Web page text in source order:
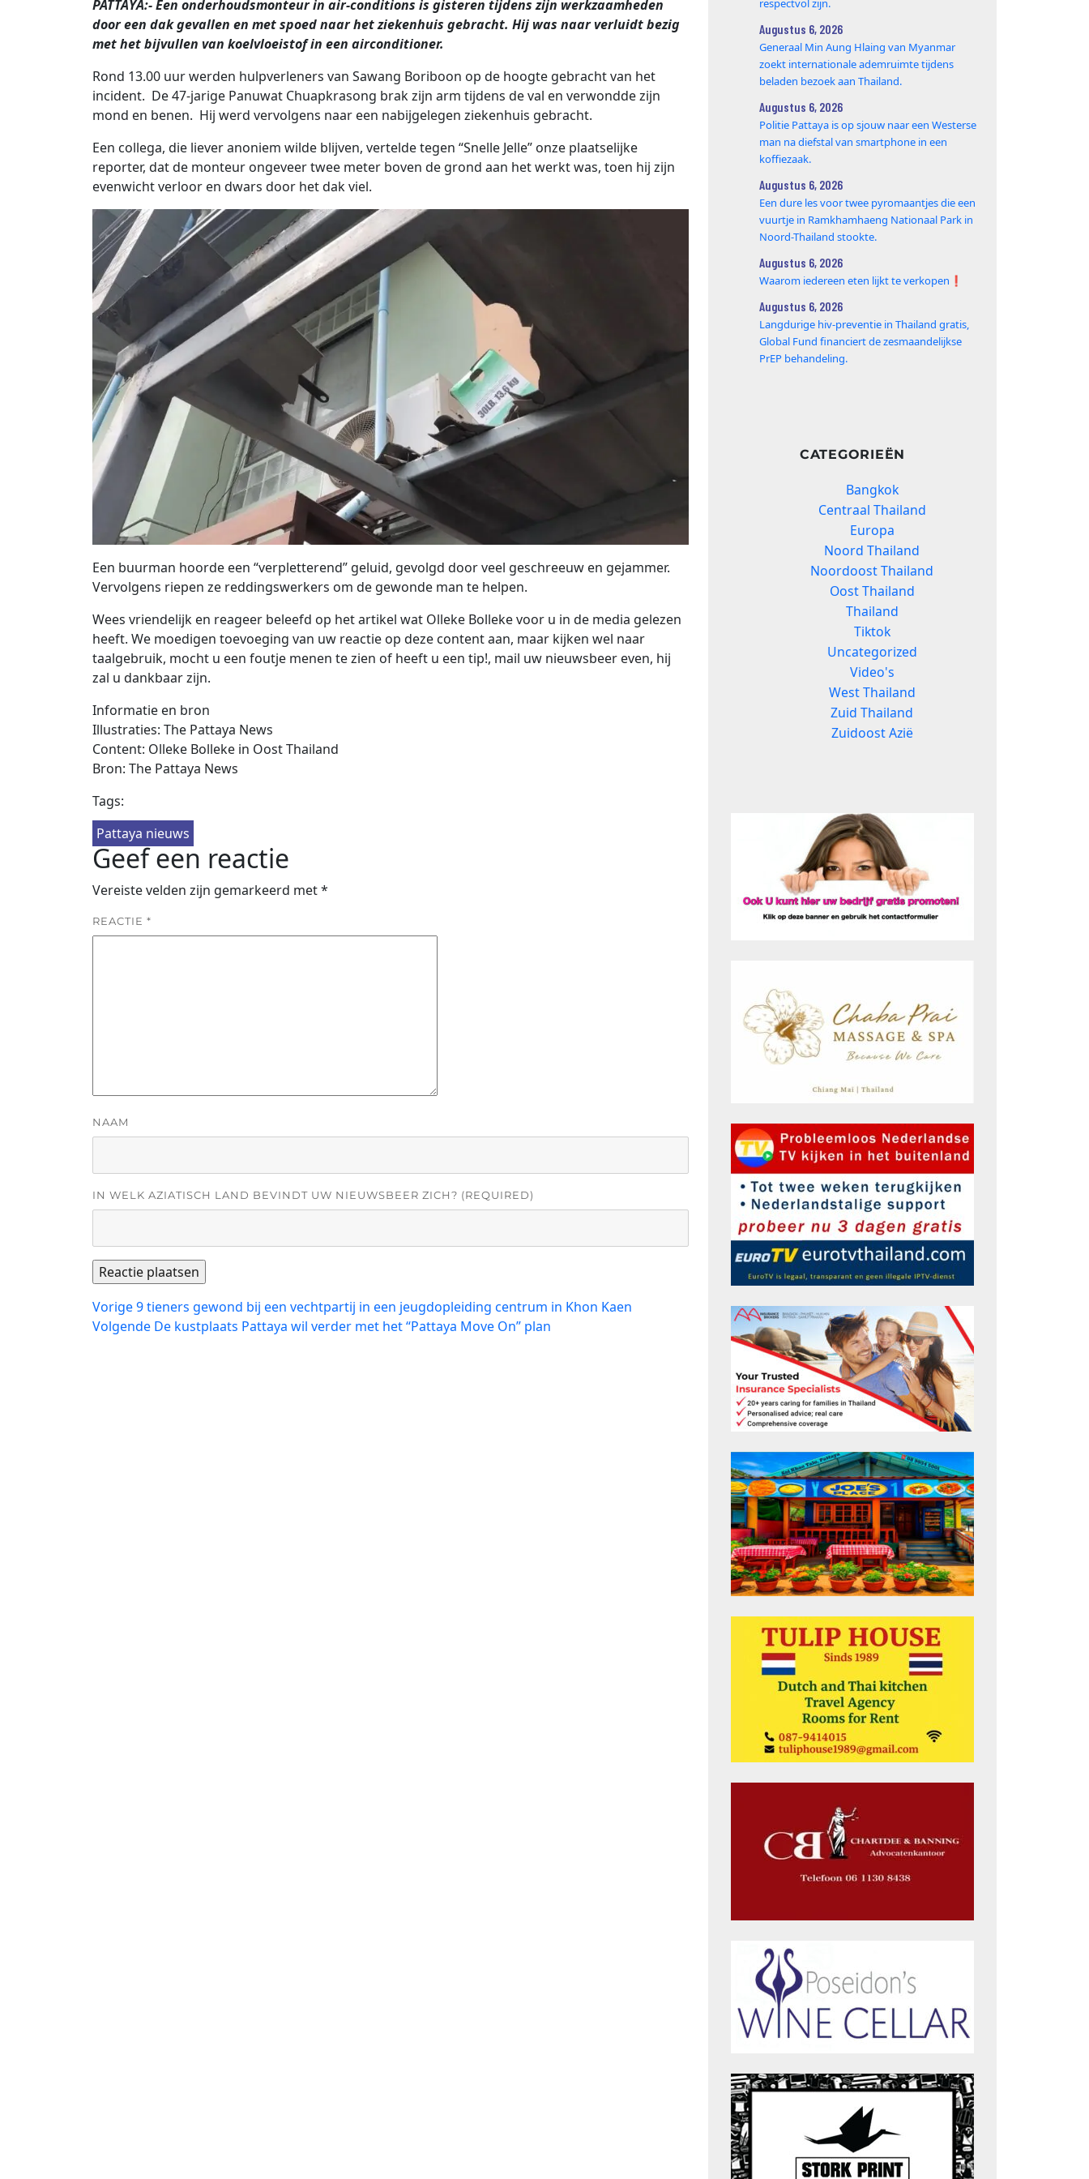
PATTAYA:- Een onderhoudsmonteur in air-conditions is gisteren tijdens zijn werkzaamheden
door een dak gevallen en met spoed naar het ziekenhuis gebracht. Hij was naar verluidt bezig
met het bijvullen van koelvloeistof in een airconditioner.
Rond 13.00 uur werden hulpverleners van Sawang Boriboon op de hoogte gebracht van het
incident. De 47-jarige Panuwat Chuapkrasong brak zijn arm tijdens de val en verwondde zijn
mond en benen. Hij werd vervolgens naar een nabijgelegen ziekenhuis gebracht.
Een collega, die liever anoniem wilde blijven, vertelde tegen “Snelle Jelle” onze plaatselijke
reporter, dat de monteur ongeveer twee meter boven de grond aan het werkt was, toen hij zijn
evenwicht verloor en dwars door het dak viel.
Een buurman hoorde een “verpletterend” geluid, gevolgd door veel geschreeuw en gejammer.
Vervolgens riepen ze reddingswerkers om de gewonde man te helpen.
Wees vriendelijk en reageer beleefd op het artikel wat Olleke Bolleke voor u in de media gelezen
heeft. We moedigen toevoeging van uw reactie op deze content aan, maar kijken wel naar
taalgebruik, mocht u een foutje menen te zien of heeft u een tip!, mail uw nieuwsbeer even, hij
zal u dankbaar zijn.
Informatie en bron
Illustraties: The Pattaya News
Content: Olleke Bolleke in Oost Thailand
Bron: The Pattaya News
Tags:
Pattaya nieuws
Geef een reactie
Vereiste velden zijn gemarkeerd met*
REACTIE *
NAAM
IN WELK AZIATISCH LAND BEVINDT UW NIEUWSBEER ZICH? (REQUIRED)
Bericht
navigatie
VorigeVorig
bericht:
9 tieners gewond bij een vechtpartij in een jeugdopleiding centrum in Khon Kaen
Volgende Volgend
De kustplaats Pattaya wil verder met het “Pattaya Move On” plan
respectvol zijn.
Augustus 6, 2026
Generaal Min Aung Hlaing van Myanmar
zoekt internationale ademruimte tijdens
beladen bezoek aan Thailand.
Augustus 6, 2026
Politie Pattaya is op sjouw naar een Westerse
man na diefstal van smartphone in een
koffiezaak.
Augustus 6, 2026
Een dure les voor twee pyromaantjes die een
vuurtje in Ramkhamhaeng Nationaal Park in
Noord-Thailand stookte.
Augustus 6, 2026
Waarom iedereen eten lijkt te verkopen❗️
Augustus 6, 2026
Langdurige hiv-preventie in Thailand gratis,
Global Fund financiert de zesmaandelijkse
PrEP behandeling.
CATEGORIEËN
Bangkok
Centraal Thailand
Europa
Noord Thailand
Noordoost Thailand
Oost Thailand
Thailand
Tiktok
Uncategorized
Video's
West Thailand
Zuid Thailand
Zuidoost Azië